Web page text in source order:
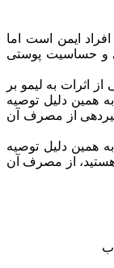
ایمن است اما
و حساسیت پوستی
اثرات به لیمو بر
همین دلیل توصیه
از مصرف آن
همین دلیل توصیه
از مصرف آن